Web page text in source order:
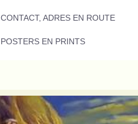
CONTACT, ADRES EN ROUTE
POSTERS EN PRINTS